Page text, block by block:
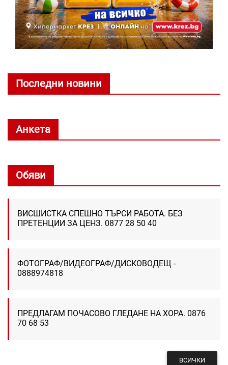
Последни новини
Анкета
Обяви
ВИСШИСТКА СПЕШНО ТЪРСИ РАБОТА. БЕЗ
ПРЕТЕНЦИИ ЗА ЦЕНЗ. 0877 28 50 40
ФОТОГРАФ/ВИДЕОГРАФ/ДИСКОВОДЕЩ -
0888974818
ПРЕДЛАГАМ ПОЧАСОВО ГЛЕДАНЕ НА ХОРА. 0876
70 68 53
ВСИЧКИ